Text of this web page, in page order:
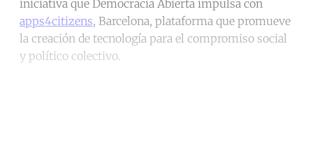
iniciativa que Democracia Abierta impulsa con
apps4citizens, Barcelona, plataforma que promueve
la creación de tecnología para el compromiso social
y político colectivo.